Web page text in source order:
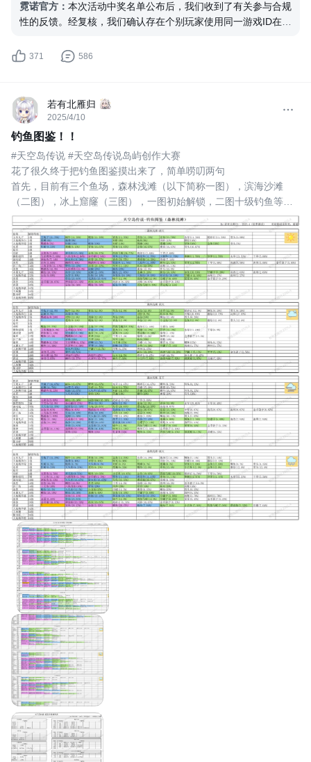
霓诺官方 ： 本次活动中奖名单公布后，我们收到了有关参与合规
性的反馈。经复核，我们确认存在个别玩家使用同一游戏ID在多
依据规则取消相关用户的获奖资格，以确保活动的公平性。
来我们还会持续推出更多精彩活动，期待大家继续支持与参与！
如有任何疑问，可随时通过客服QQ：3783992909联系我们。
感谢各位的理解与配合！
371 586
若有北雁归
2025/4/10
钓鱼图鉴！！
#天空岛传说 #天空岛传说岛屿创作大赛
花了很久终于把钓鱼图鉴摸出来了，简单唠叨两句
首先，目前有三个鱼场，森林浅滩（以下简称一图），滨海沙滩
（二图），冰上窟窿（三图），一图初始解锁，二图十级钓鱼等级
解锁，三图二十级解锁，每个图都有晴阴雾雨四个天气，三图有额
外的雪天（一二图没看见过，推测为三图专属，但是不确定）
天气每六小时改变一次，每日0点、6点、12点、18点刷新，有概率
不变，所以有时候不变